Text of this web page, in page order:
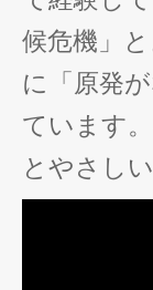
候危機」
に「原発
ています
とやさし